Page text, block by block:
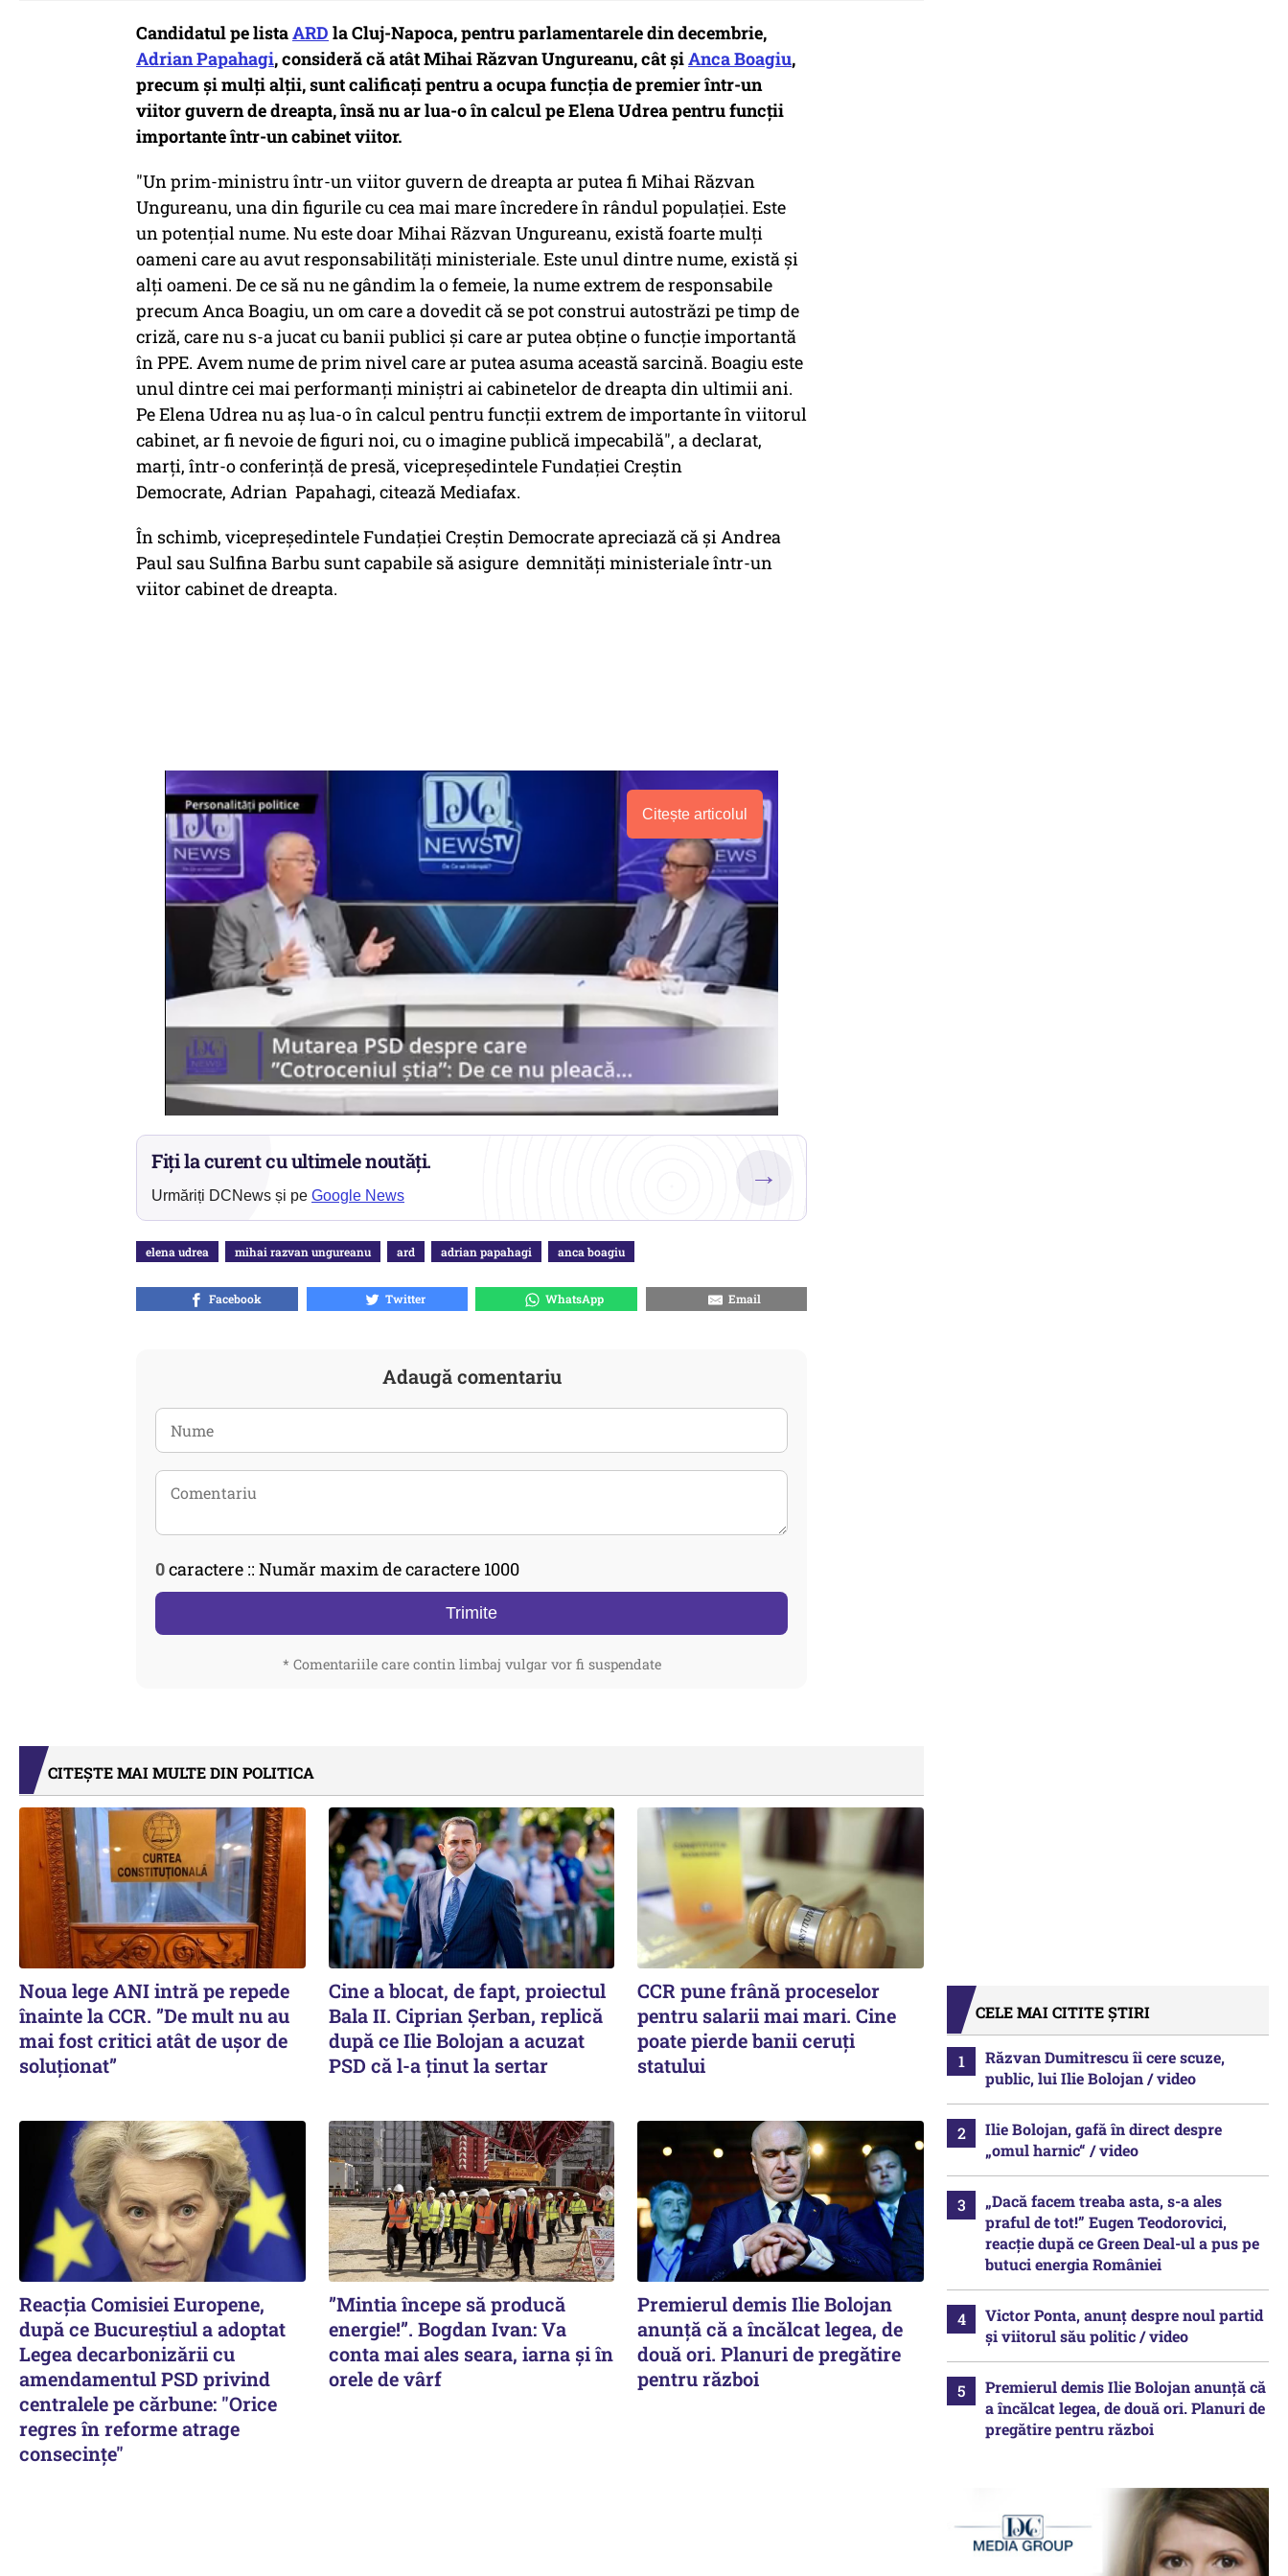
Candidatul pe listaARD la Cluj-Napoca, pentru parlamentarele din decembrie,
Adrian Papahagi, consideră că atât Mihai Răzvan Ungureanu, cât șiAnca Boagiu,
precum și mulți alții, sunt calificați pentru a ocupa funcția de premier într-un
viitor guvern de dreapta, însă nu ar lua-o în calcul pe Elena Udrea pentru funcții
importante într-un cabinet viitor.
"Un prim-ministru într-un viitor guvern de dreapta ar putea fi Mihai Răzvan
Ungureanu, una din figurile cu cea mai mare încredere în rândul populaţiei. Este
un potenţial nume. Nu este doar Mihai Răzvan Ungureanu, există foarte mulţi
oameni care au avut responsabilităţi ministeriale. Este unul dintre nume, există şi
alţi oameni. De ce să nu ne gândim la o femeie, la nume extrem de responsabile
precum Anca Boagiu, un om care a dovedit că se pot construi autostrăzi pe timp de
criză, care nu s-a jucat cu banii publici şi care ar putea obţine o funcţie importantă
în PPE. Avem nume de prim nivel care ar putea asuma această sarcină. Boagiu este
unul dintre cei mai performanţi miniştri ai cabinetelor de dreapta din ultimii ani.
Pe Elena Udrea nu aş lua-o în calcul pentru funcţii extrem de importante în viitorul
cabinet, ar fi nevoie de figuri noi, cu o imagine publică impecabilă", a declarat,
marți, într-o conferință de presă, vicepreşedintele Fundaţiei Creştin
Democrate, Adrian Papahagi, citează Mediafax.
În schimb, vicepreședintele Fundației Creștin Democrate apreciază că și Andrea
Paul sau Sulfina Barbu sunt capabile să asigure demnități ministeriale într-un
viitor cabinet de dreapta.
Citește articolul
Fiți la curent cu ultimele noutăți.
Urmăriți DCNews și pe Google News
→
elena udrea mihai razvan ungureanu ard adrian papahagi anca boagiu
Facebook Twitter WhatsApp Email
Adaugă comentariu
0caractere :: Număr maxim de caractere 1000
Trimite
* Comentariile care contin limbaj vulgar vor fi suspendate
CITEȘTE MAI MULTE DIN POLITICA
Noua lege ANI intră pe repede
înainte la CCR. ”De mult nu au
mai fost critici atât de ușor de
soluționat”
Cine a blocat, de fapt, proiectul
Bala II. Ciprian Șerban, replică
după ce Ilie Bolojan a acuzat
PSD că l-a ținut la sertar
CCR pune frână proceselor
pentru salarii mai mari. Cine
poate pierde banii ceruți
statului
Reacția Comisiei Europene,
după ce Bucureștiul a adoptat
Legea decarbonizării cu
amendamentul PSD privind
centralele pe cărbune: "Orice
regres în reforme atrage
consecințe"
”Mintia începe să producă
energie!”. Bogdan Ivan: Va
conta mai ales seara, iarna și în
orele de vârf
Premierul demis Ilie Bolojan
anunță că a încălcat legea, de
două ori. Planuri de pregătire
pentru război
CELE MAI CITITE ȘTIRI
Răzvan Dumitrescu îi cere scuze,
public, lui Ilie Bolojan / video
Ilie Bolojan, gafă în direct despre
„omul harnic“ / video
„Dacă facem treaba asta, s-a ales
praful de tot!” Eugen Teodorovici,
reacție după ce Green Deal-ul a pus pe
butuci energia României
Victor Ponta, anunț despre noul partid
și viitorul său politic / video
Premierul demis Ilie Bolojan anunță că
a încălcat legea, de două ori. Planuri de
pregătire pentru război